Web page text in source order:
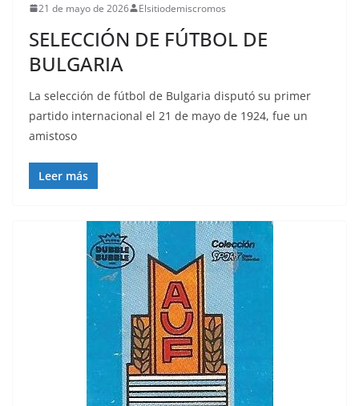
21 de mayo de 2026 Elsitiodemiscromos
SELECCIÓN DE FÚTBOL DE
BULGARIA
La selección de fútbol de Bulgaria disputó su primer
partido internacional el 21 de mayo de 1924, fue un
amistoso
Leer más